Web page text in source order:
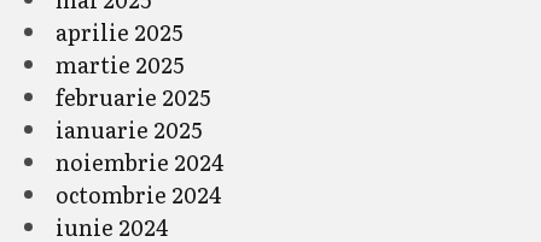
aprilie 2025
martie 2025
februarie 2025
ianuarie 2025
noiembrie 2024
octombrie 2024
iunie 2024